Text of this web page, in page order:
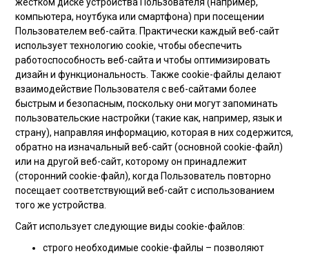
компьютера, ноутбука или смартфона) при посещении
Пользователем веб-сайта. Практически каждый веб-сайт
использует технологию cookie, чтобы обеспечить
работоспособность веб-сайта и чтобы оптимизировать
дизайн и функциональность. Также cookie-файлы делают
взаимодействие Пользователя с веб-сайтами более
быстрым и безопасным, поскольку они могут запоминать
пользовательские настройки (такие как, например, язык и
страну), направляя информацию, которая в них содержится,
обратно на изначальный веб-сайт (основной cookie-файл)
или на другой веб-сайт, которому он принадлежит
(сторонний cookie-файл), когда Пользователь повторно
посещает соответствующий веб-сайт с использованием
того же устройства.
Сайт использует следующие виды cookie-файлов:
строго необходимые cookie-файлы – позволяют